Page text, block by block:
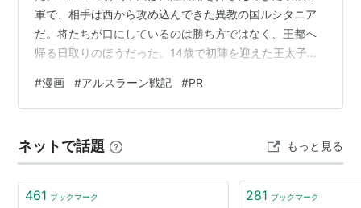
音楽制作：NBCユニバーサル・エンターテイメント
アニメーション制作：ライデンフィルム×サンジゲン
製作：「アルスラーン戦記」製作委員会、毎日放送
（MBS）
アルスラーン：小林裕介
ナルサス：浪川大輔
軍で、相手は西から攻め込んできた異教の国ルシタニア
だ。将たちが口にしているのは勝ち方ではなく、王都へ
帰る日取りのほうだった。14歳で初陣を迎えた王太子ア
トロパテネの平原に霧が降りる。白く潰れた視界の向こ
うで火の手が上がり、味方の隊列が味方の側から崩れて
まで説明されない。気づいたときには護衛は散り、馬上
に残っているのは自分だけだった。 半日で、勝ち戦の予
定が国の崩壊に変わる。王都エクバターナは敵の…
#漫画 #アルスラーン戦記 #PR
ネットで話題 もっと見る
461 ブックマーク 281 ブックマーク